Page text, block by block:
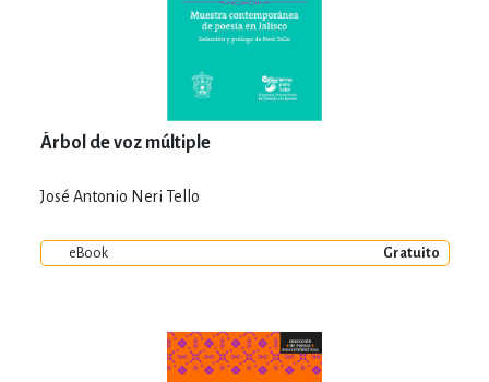
Árbol de voz múltiple
José Antonio Neri Tello
eBook Gratuito